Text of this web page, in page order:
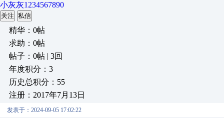
小灰灰1234567890
关注 私信
精华：0帖
求助：0帖
帖子：0帖 | 3回
年度积分：3
历史总积分：55
注册：2017年7月13日
发表于：2024-09-05 17:02:22